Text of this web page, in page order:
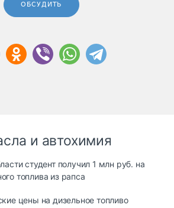
ОБСУДИТЬ
и автохимия
студент получил 1 млн руб. на
топлива из рапса
цены на дизельное топливо